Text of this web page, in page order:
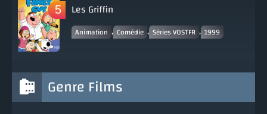
Les Griffin
Animation , Comédie , Séries VOSTFR , 1999
Genre Films